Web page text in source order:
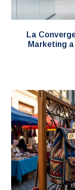
La
Marketing